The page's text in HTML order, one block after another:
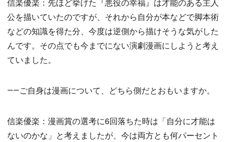
信楽優楽：先ほど挙げた『悪役の幸福』は才能のある主人
公を描いていたのですが、それから自分が本などで脚本術
などの知識を得た分、今度は逆側から描けそうな気がした
んです。その点でも今までにない演劇漫画にしようと考え
ていました。
――ご自身は漫画について、どちら側だとおもいますか。
信楽優楽：漫画賞の選考に6回落ちた時は「自分に才能は
ないのかな」と考えましたが、今は両方とも何パーセント